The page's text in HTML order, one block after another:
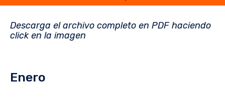
Descarga el archivo completo en PDF haciendo
click en la imagen
Enero